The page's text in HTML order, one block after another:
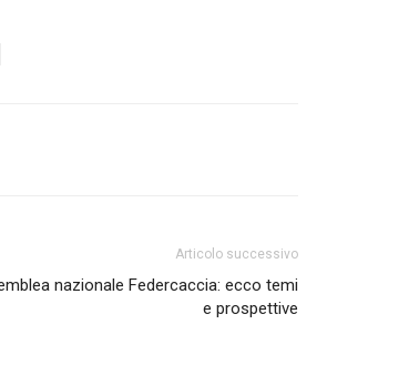
Articolo successivo
nazionale Federcaccia: ecco temi
e prospettive